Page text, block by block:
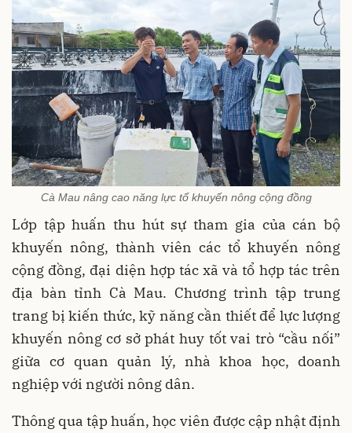
Cà Mau nâng cao năng lực tổ khuyến nông cộng đồng
Lớp tập huấn thu hút sự tham gia của cán bộ
khuyến nông, thành viên các tổ khuyến nông
cộng đồng, đại diện hợp tác xã và tổ hợp tác trên
địa bàn tỉnh Cà Mau. Chương trình tập trung
trang bị kiến thức, kỹ năng cần thiết để lực lượng
khuyến nông cơ sở phát huy tốt vai trò “cầu nối”
giữa cơ quan quản lý, nhà khoa học, doanh
nghiệp với người nông dân.
Thông qua tập huấn, học viên được cập nhật định